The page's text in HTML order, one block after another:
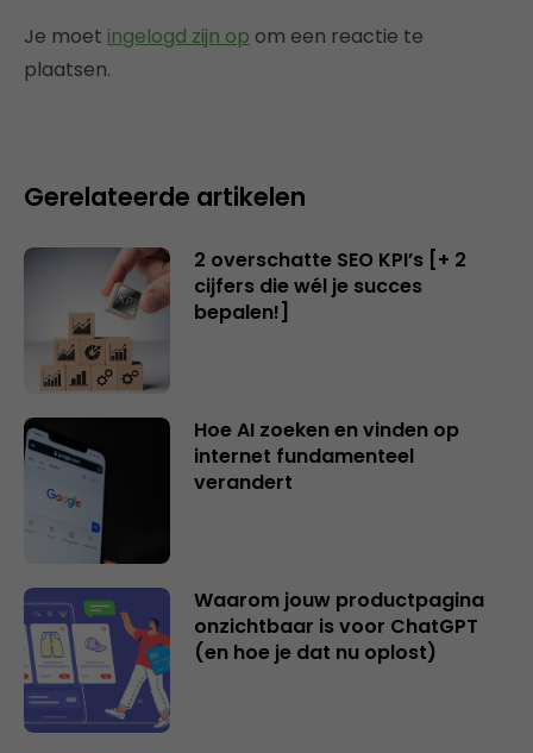
Je moet ingelogd zijn op om een reactie te
plaatsen.
Gerelateerde artikelen
2 overschatte SEO KPI’s [+ 2
cijfers die wél je succes
bepalen!]
Hoe AI zoeken en vinden op
internet fundamenteel
verandert
Waarom jouw productpagina
onzichtbaar is voor ChatGPT
(en hoe je dat nu oplost)